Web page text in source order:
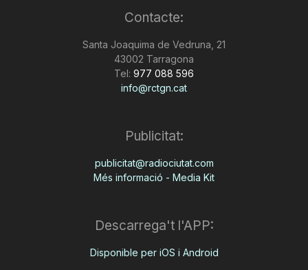
Contacte:
Santa Joaquima de Vedruna, 21
43002 Tarragona
Tel: 977 088 596
info@rctgn.cat
Publicitat:
publicitat@radiociutat.com
Més informació - Media Kit
Descarrega't l'APP:
Disponible per iOS i Android